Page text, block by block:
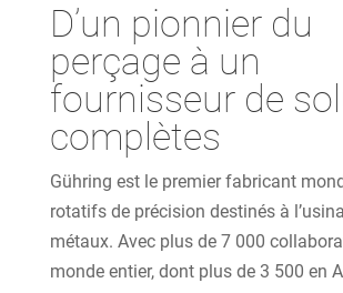
D’un pionnier du
perçage à un
fournisseur de
complètes
Gühring est le premier fabricant
rotatifs de précision destinés à
métaux. Avec plus de 7 000
monde entier, dont plus de 3 500 en